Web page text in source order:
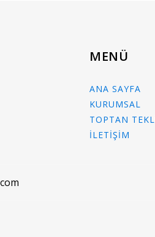
MENÜ
ANA SAYFA
KURUMSAL
TOPTAN
İLETİŞİM